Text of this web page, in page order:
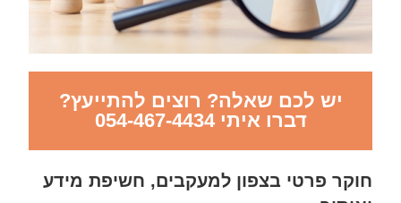
יש לכם שאלה? רוצים להתייעץ?
דברו איתי 054-467-4434
חוקר פרטי בצפון למעקבים, חשיפת מידע